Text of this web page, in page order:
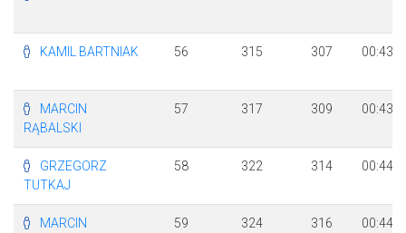
KAMIL BARTNIAK 56 315 307
MARCIN
RĄBALSKI
57 317 309
GRZEGORZ
TUTKAJ
58 322 314
MARCIN
59 324 316